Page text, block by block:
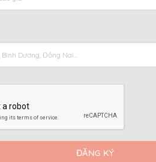
Để một tháp giàn giáo di động (nhà